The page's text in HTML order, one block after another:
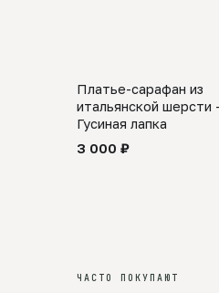
SALE
Платье-сарафан из
итальянской шерсти -
Гусиная лапка
3 000 ₽
ЧАСТО ПОКУПАЮТ